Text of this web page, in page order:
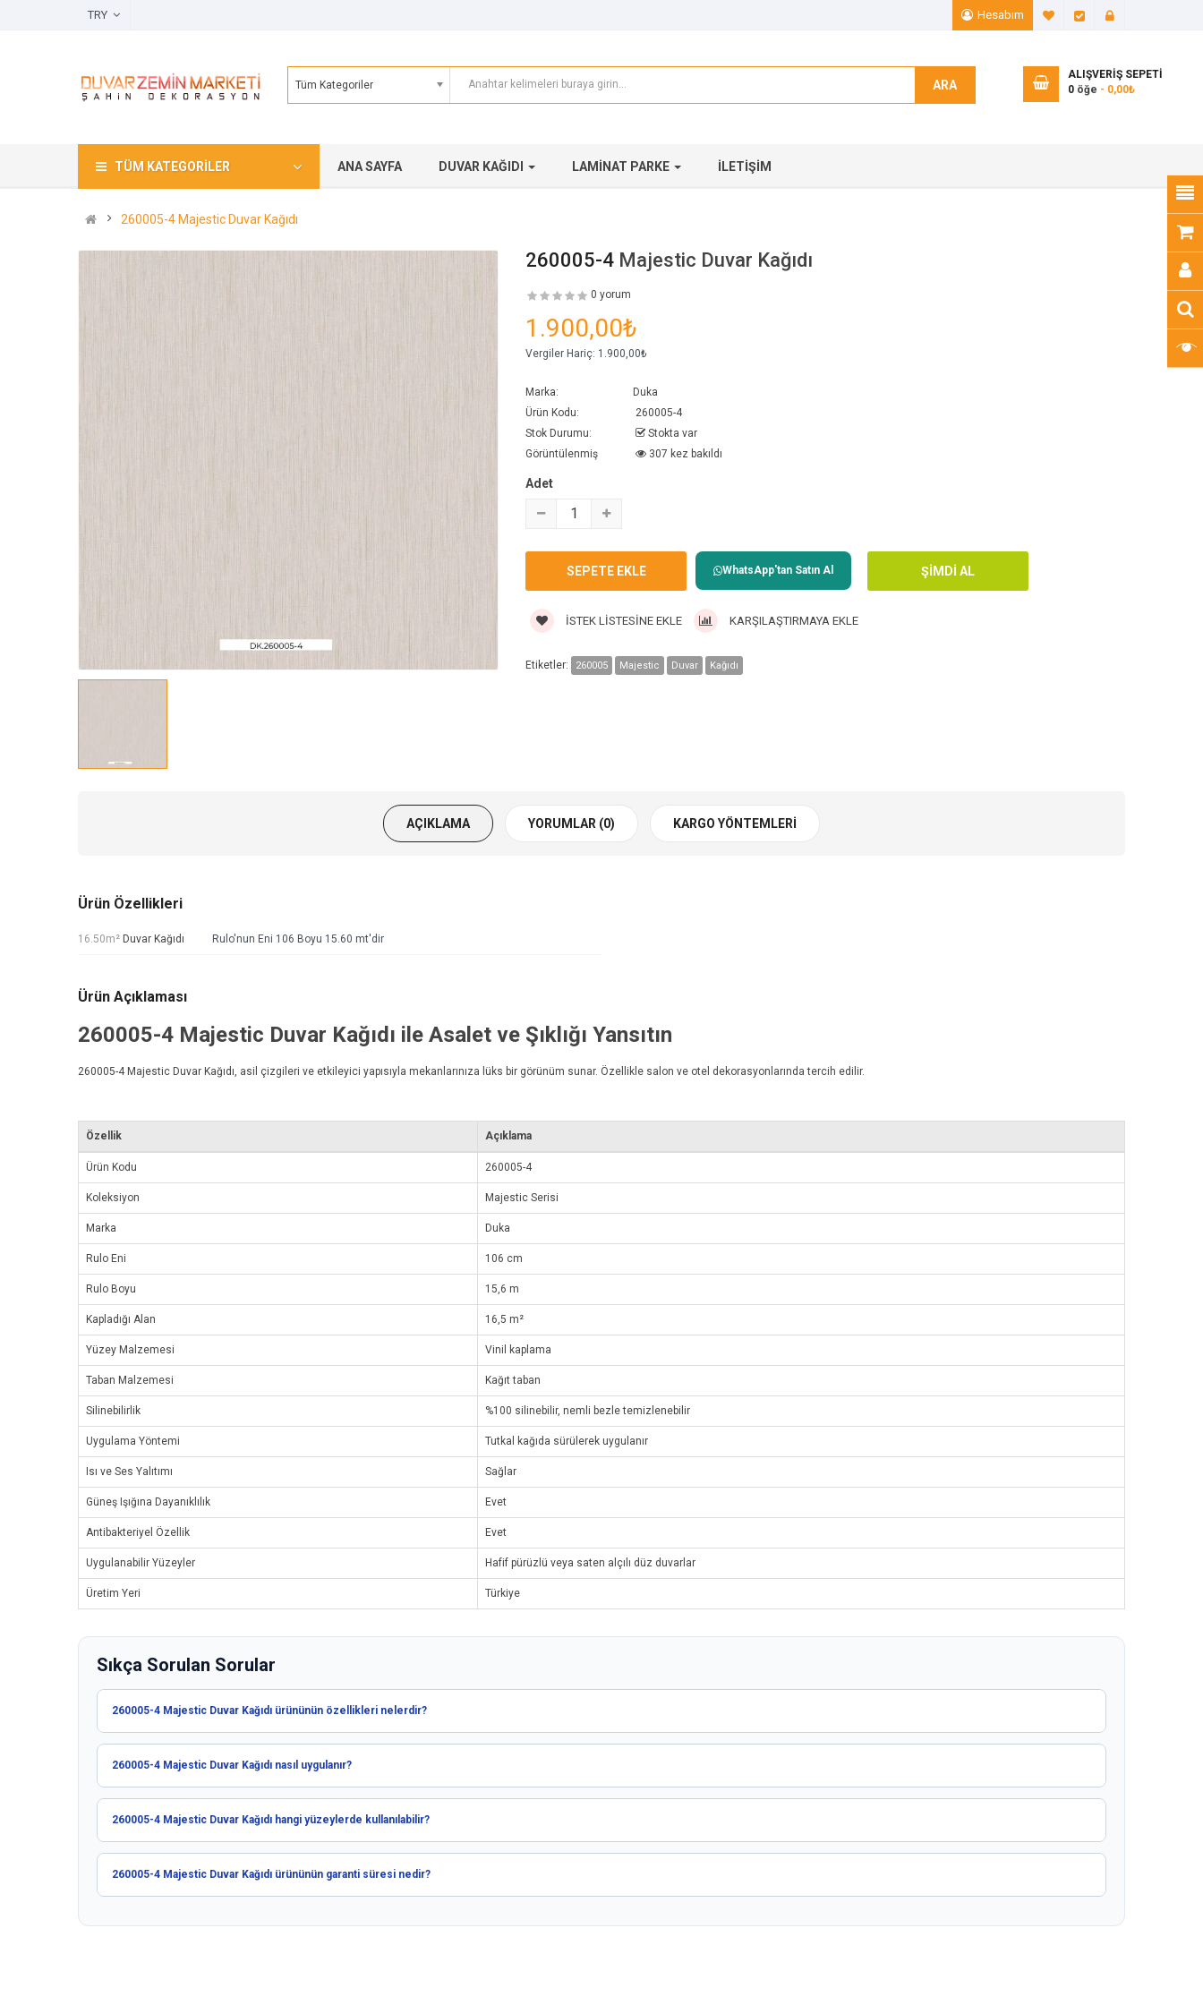
Hesabım A. Listem (0)
Ödeme
Tüm Kategoriler ARA
ALIŞVERIŞ SEPETI
0 öğe - 0,00₺
TÜM KATEGORILER ANA SAYFA DUVAR KAĞIDI LAMINAT PARKE İLETIŞIM
260005-4 Majestic Duvar Kağıdı
260005-4 Majestic Duvar Kağıdı
0 yorum
1.900,00₺
Vergiler Hariç: 1.900,00₺
Marka:
Duka
Ürün Kodu:
260005-4
Stok Durumu:
Stokta var
Görüntülenmiş
307 kez bakıldı
Adet
WhatsApp'tan Satın Al
İSTEK LISTESINE EKLE KARŞILAŞTIRMAYA EKLE
Etiketler: 260005 Majestic Duvar Kağıdı
AÇIKLAMA YORUMLAR (0) KARGO YÖNTEMLERI
Ürün Özellikleri
16.50m² Duvar Kağıdı Rulo'nun Eni 106 Boyu 15.60 mt'dir
Ürün Açıklaması
260005-4 Majestic Duvar Kağıdı ile Asalet ve Şıklığı Yansıtın
260005-4 Majestic Duvar Kağıdı, asil çizgileri ve etkileyici yapısıyla mekanlarınıza lüks bir görünüm sunar. Özellikle salon ve otel dekorasyonlarında tercih edilir.
Özellik Açıklama
Ürün Kodu 260005-4
Koleksiyon Majestic Serisi
Marka Duka
Rulo Eni 106 cm
Rulo Boyu 15,6 m
Kapladığı Alan 16,5 m²
Yüzey Malzemesi Vinil kaplama
Taban Malzemesi Kağıt taban
Silinebilirlik %100 silinebilir, nemli bezle temizlenebilir
Uygulama Yöntemi Tutkal kağıda sürülerek uygulanır
Isı ve Ses Yalıtımı Sağlar
Güneş Işığına Dayanıklılık Evet
Antibakteriyel Özellik Evet
Uygulanabilir Yüzeyler Hafif pürüzlü veya saten alçılı düz duvarlar
Üretim Yeri Türkiye
Sıkça Sorulan Sorular
260005-4 Majestic Duvar Kağıdı ürününün özellikleri nelerdir?
260005-4 Majestic Duvar Kağıdı nasıl uygulanır?
260005-4 Majestic Duvar Kağıdı hangi yüzeylerde kullanılabilir?
260005-4 Majestic Duvar Kağıdı ürününün garanti süresi nedir?